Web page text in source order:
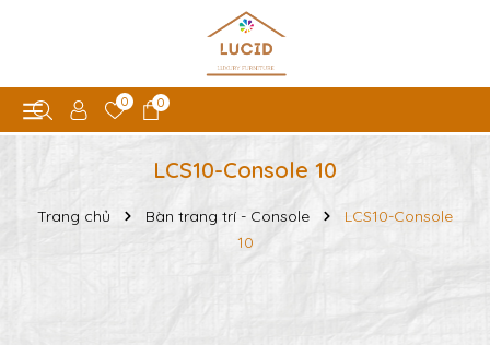
0 0
LCS10-Console 10
Trang chủ Bàn trang trí - Console
LCS10-Console
10